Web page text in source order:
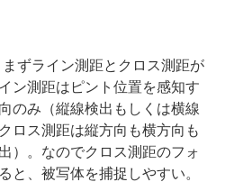
ずライン測距とクロス測距が
ン測距はピント位置を感知す
のみ（縦線検出もしくは横線
ロス測距は縦方向も横方向も
）。なのでクロス測距のフォ
と、被写体を捕捉しやすい。